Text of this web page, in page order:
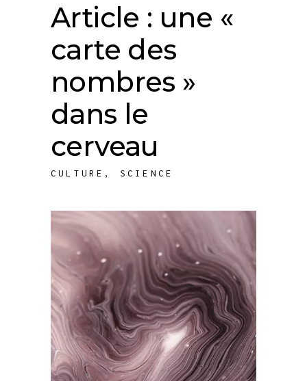
Article : une «
carte des
nombres »
dans le
cerveau
CULTURE , SCIENCE